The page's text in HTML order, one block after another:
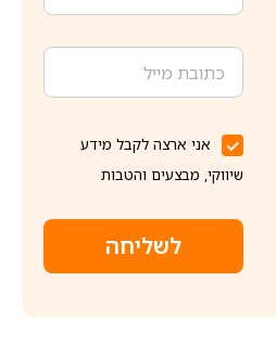
אני ארצה לקבל מידע
שיווקי, מבצעים והטבות
לשליחה